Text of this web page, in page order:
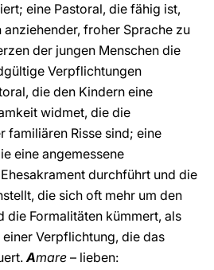
eine Pastoral, die fähig ist,
froher Sprache zu
der jungen Menschen die
Verpflichtungen
die den Kindern eine
widmet, die die
familiären Risse sind; eine
eine angemessene
durchführt und die
die sich oft mehr um den
die Formalitäten kümmert, als
Verpflichtung, die das
Amare – lieben: